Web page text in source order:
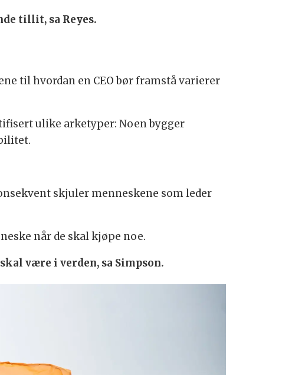
tillit, sa Reyes.
til hvordan en CEO bør framstå varierer
ulike arketyper: Noen bygger
skjuler menneskene som leder
når de skal kjøpe noe.
være i verden, sa Simpson.